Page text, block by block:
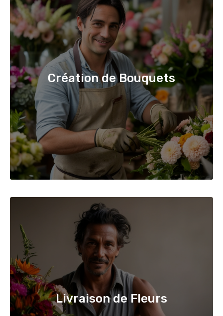
Création de Bouquets
Livraison de Fleurs